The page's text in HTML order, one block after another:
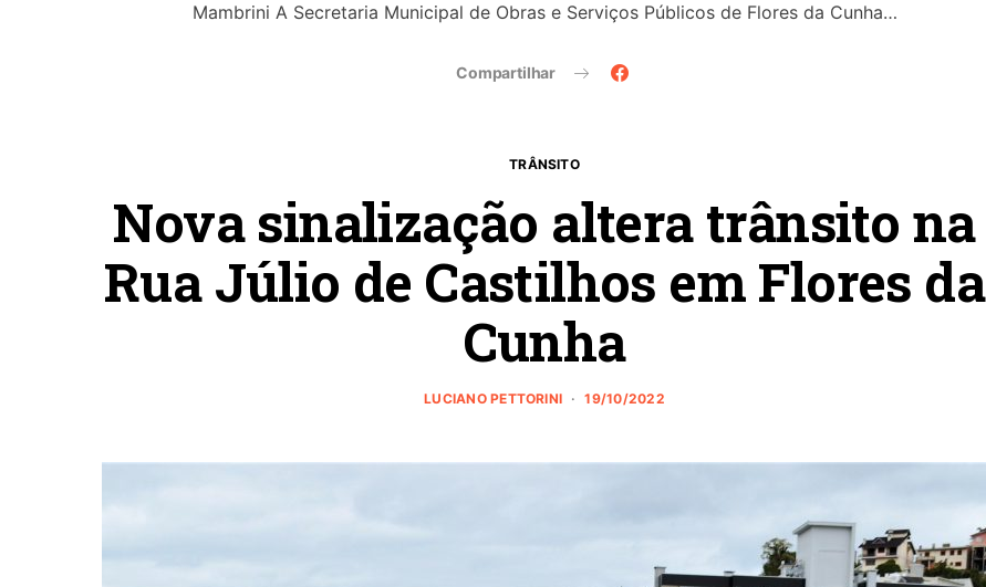
Mambrini A Secretaria Municipal de Obras e Serviços Públicos de Flores da Cunha…
Compartilhar
TRÂNSITO
Nova sinalização altera trânsito na
Rua Júlio de Castilhos em Flores da
Cunha
LUCIANO PETTORINI 19/10/2022